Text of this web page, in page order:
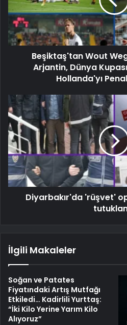
Beşiktaş'tan Wout
Arjantin, Dünya
Hollanda'yı
Diyarbakır'da 'rüşvet'
İlgili Makaleler
Soğan ve Patates
Fiyatındaki Artış Mutfağı
Etkiledi… Kadirlili Yurttaş:
“İki Kilo Yerine Yarım Kilo
Alıyoruz”